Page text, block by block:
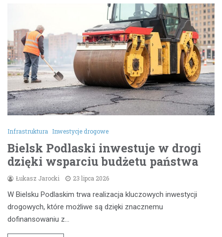
Infrastruktura Inwestycje drogowe
Bielsk Podlaski inwestuje w drogi
dzięki wsparciu budżetu państwa
Łukasz Jarocki 23 lipca 2026
W Bielsku Podlaskim trwa realizacja kluczowych inwestycji
drogowych, które możliwe są dzięki znacznemu
dofinansowaniu z…